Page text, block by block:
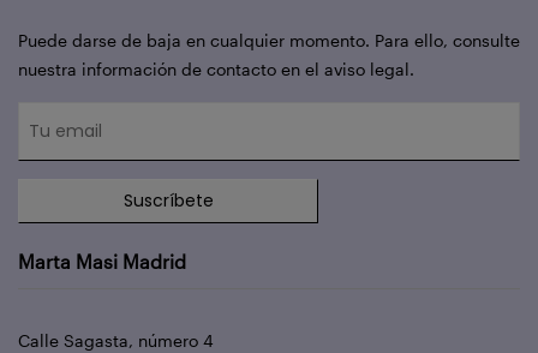
Puede darse de baja en cualquier momento. Para ello, consulte
nuestra información de contacto en el aviso legal.
Suscríbete
Marta Masi Madrid
Calle Sagasta, número 4